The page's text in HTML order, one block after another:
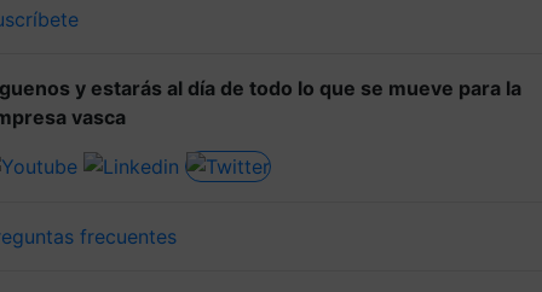
y estarás al día de todo lo que se mueve para la
vasca
frecuentes